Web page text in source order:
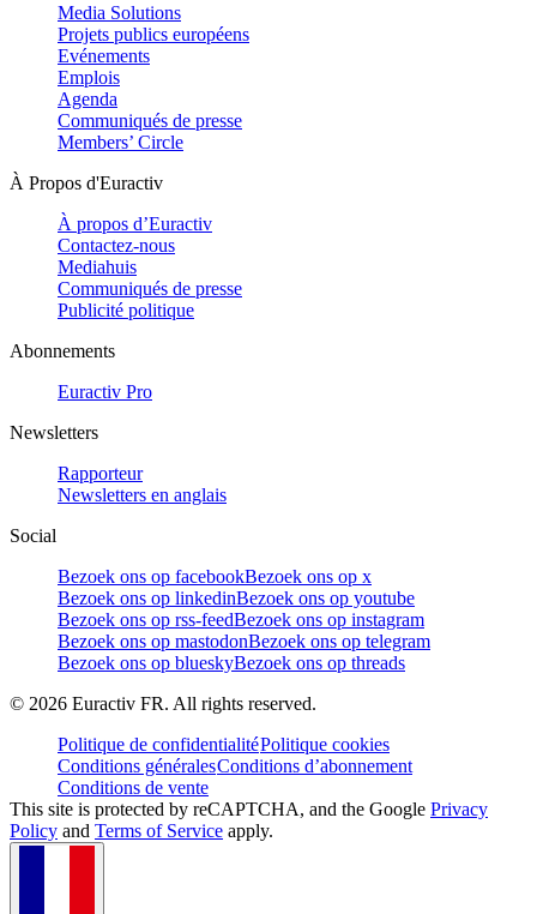
Media Solutions
Projets publics européens
Evénements
Emplois
Agenda
Communiqués de presse
Members’ Circle
À Propos d'Euractiv
À propos d’Euractiv
Contactez-nous
Mediahuis
Communiqués de presse
Publicité politique
Abonnements
Euractiv Pro
Newsletters
Rapporteur
Newsletters en anglais
Social
Bezoek ons op facebookBezoek ons op x
Bezoek ons op linkedinBezoek ons op youtube
Bezoek ons op rss-feedBezoek ons op instagram
Bezoek ons op mastodonBezoek ons op telegram
Bezoek ons op blueskyBezoek ons op threads
© 2026 Euractiv FR. All rights reserved.
Politique de confidentialitéPolitique cookies
Conditions généralesConditions d’abonnement
Conditions de vente
This site is protected by reCAPTCHA, and the Google Privacy
Policy and Terms of Service apply.